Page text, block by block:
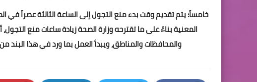
خامساً: يتم تقديم وقت بدء منع التجول إلى الساعة الثالثة عصراً في
المعنية بناءً على ما تقترحه وزارة الصحة زيادة ساعات منع
والمحافظات والمناطق، ويبدأ العمل بما ورد في هذا البند من يوم الخميس 2 / 8 / 1441هـ